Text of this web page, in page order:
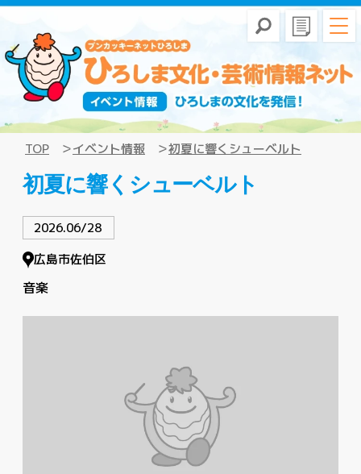
TOP イベント情報 初夏に響くシューベルト
初夏に響くシューベルト
2026.06/28
広島市佐伯区
音楽